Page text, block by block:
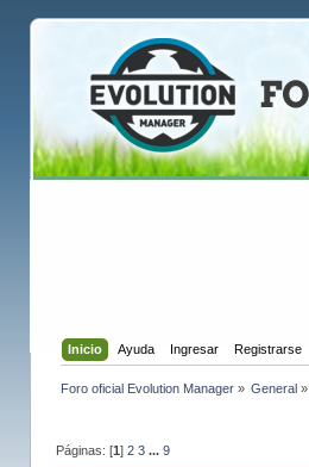
Inicio Ayuda Ingresar Registrarse
Foro oficial Evolution Manager» General »
Páginas: [1] 2 3 ... 9